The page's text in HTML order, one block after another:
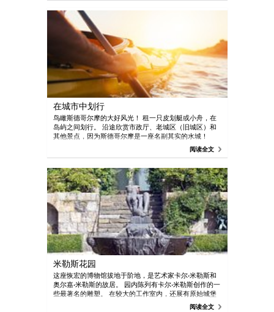
Rålambshov 公园。 隆古霍尔门 bad 狭长的沙滩和几块
硕大的岩石为有经验的游泳选手提供了好去处。 隆古霍
尔门的绿岛最受游泳爱好者们欢迎。 Brunnsviksbadet
一个位于皇家城市国家公园中 Brunnsviken 的 Frescati
Hage 中的游泳海滩。 哈加公园附近的迷人水湾和海滩
也是为有经验的游泳爱好者准备的。 步行或乘坐地铁到
Universitetet 站。 Fredhällsbadet 经验丰富的游泳者
可以边欣赏梅拉伦湖的美景，边在遍布岩石的此湖中游
泳。 乘坐绿色地铁线抵达 Kristineberg，然后沿着水岸
步行至游泳区域。 Fjäderholmarnas bad 前往斯德哥尔
摩最近的群岛，看看锻炼游泳技术的岩石，从斯鲁森或
Nybroplan 到这里仅需 25 分钟。
在城市中划行
鸟瞰斯德哥尔摩的大好风光！ 租一只皮划艇或小舟，在
岛屿之间划行。 沿途欣赏市政厅、老城区（旧城区）和
其他景点，因为斯德哥尔摩是一座名副其实的水城！
阅读全文
米勒斯花园
这座恢宏的博物馆拔地于阶地，是艺术家卡尔•米勒斯和
奥尔嘉•米勒斯的故居。 园内陈列有卡尔•米勒斯创作的一
些最著名的雕塑。 在较大的工作室内，还展有原始城堡
阅读全文